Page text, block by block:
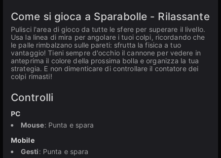
Come si gioca a Sparabolle - Rilassante
Pulisci l'area di gioco da tutte le sfere per superare il livello.
Usa la linea di mira per angolare i tuoi colpi, ricordando che
le palle rimbalzano sulle pareti: sfrutta la fisica a tuo
vantaggio! Tieni sempre d'occhio il cannone per vedere in
anteprima il colore della prossima bolla e organizza la tua
strategia. E non dimenticare di controllare il contatore dei
colpi rimasti!
Controlli
PC
Mouse: Punta e spara
Mobile
Gesti: Punta e spara